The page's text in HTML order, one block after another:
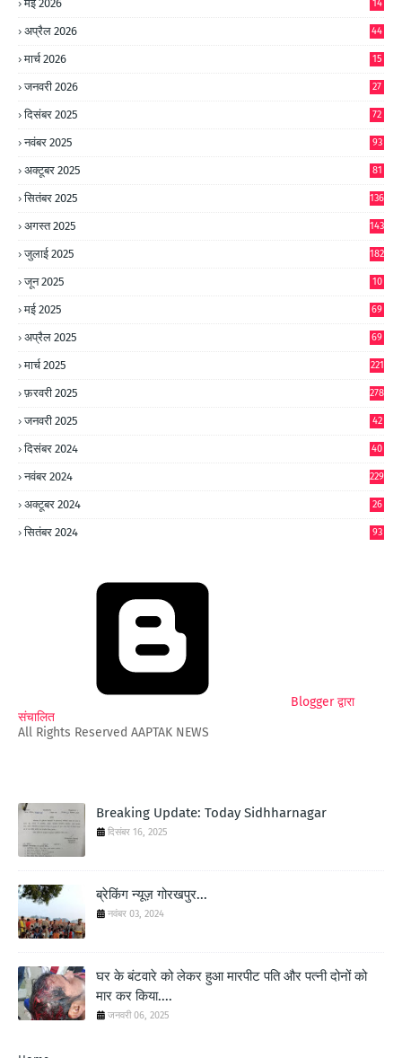
मई 2026
14
अप्रैल 2026 44
मार्च 2026 15
जनवरी 2026 27
दिसंबर 2025 72
नवंबर 2025 93
अक्टूबर 2025 81
सितंबर 2025 136
अगस्त 2025 143
जुलाई 2025 182
जून 2025
10
मई 2025 69
अप्रैल 2025 69
मार्च 2025 221
फ़रवरी 2025 278
जनवरी 2025
42
दिसंबर 2024
40
नवंबर 2024 229
अक्टूबर 2024
26
सितंबर 2024 93
Blogger द्वारा
संचालित
All Rights Reserved AAPTAK NEWS
Breaking Update: Today Sidhharnagar
दिसंबर 16, 2025
ब्रेकिंग न्यूज़ गोरखपुर...
नवंबर 03, 2024
घर के बंटवारे को लेकर हुआ मारपीट पति और पत्नी दोनों को
मार कर किया....
जनवरी 06, 2025